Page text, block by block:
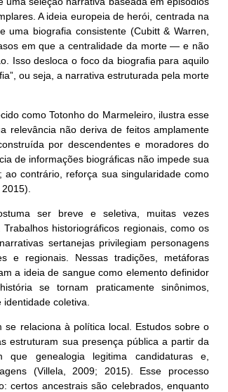
A ideia europeia de herói, centrada na
biografia consistente (Cubitt & Warren,
em que a centralidade da morte — e não
Isso desloca o foco da biografia para aquilo
ou seja, a narrativa estruturada pela morte
como Totonho do Marmeleiro, ilustra esse
relevância não deriva de feitos amplamente
por descendentes e moradores do
de informações biográficas não impede sua
contrário, reforça sua singularidade como
ser breve e seletiva, muitas vezes
historiográficos regionais, como os
sertanejas privilegiam personagens
e regionais. Nessas tradições, metáforas
a ideia de sangue como elemento definidor
se tornam praticamente sinônimos,
coletiva.
se relaciona à política local. Estudos sobre o
estruturam sua presença pública a partir da
genealogia legitima candidaturas e,
(Villela, 2009; 2015). Esse processo
certos ancestrais são celebrados, enquanto